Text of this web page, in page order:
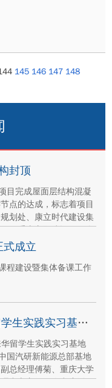
145 146 147 148
封顶
目完成屋面层结构混凝
点的达成，标志着项目
划处、康立时代建设集
、重庆方郡建设工程咨
仪式。
式成立
程建设暨集体备课工作
中国汽研-重庆大学共建来华留学生实践实习基地签约暨揭牌活动举行
留学生实践实习基地
国汽研新能源总部基地
总经理傅菊、重庆大学
中心主任阳春出席活